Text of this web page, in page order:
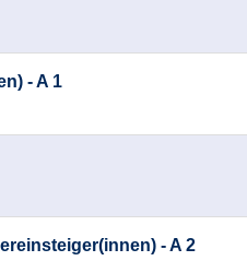
- A 1
- A 2